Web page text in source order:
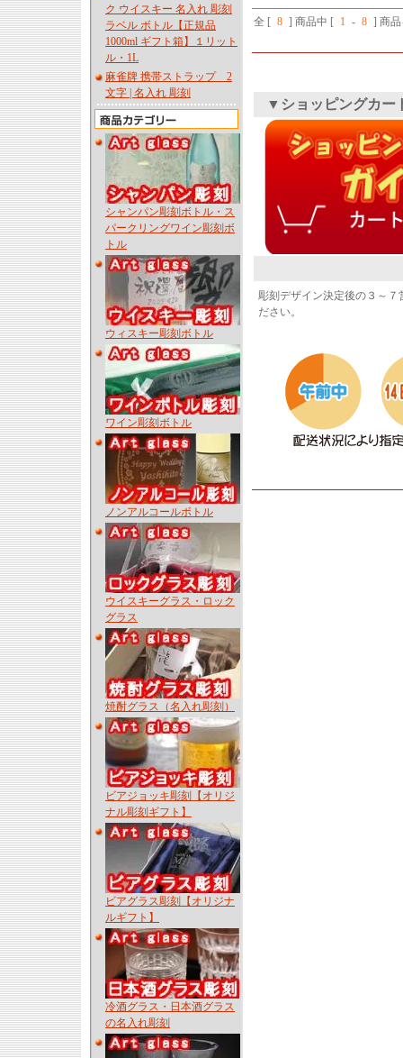
ク ウイスキー 名入れ 彫刻
ラベル ボトル【正規品
1000ml ギフト箱】１リット
ル・1L
麻雀牌 携帯ストラップ 2
文字 | 名入れ 彫刻
シャンパン彫刻ボトル・ス
パークリングワイン彫刻ボ
トル
ウィスキー彫刻ボトル
ワイン彫刻ボトル
ノンアルコールボトル
ウイスキーグラス・ロック
グラス
焼酎グラス（名入れ彫刻）
ビアジョッキ彫刻【オリジ
ナル彫刻ギフト】
ビアグラス彫刻【オリジナ
ルギフト】
冷酒グラス・日本酒グラス
の名入れ彫刻
全 [ 8 ] 商品中 [ 1 - 8 ] 商
▼ショッピングカー
彫刻デザイン決定後の３～
ださい。